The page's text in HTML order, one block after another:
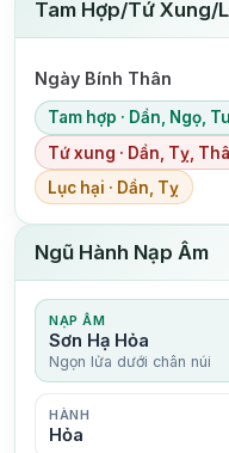
Tam Hợp/Tứ Xung/
Ngày Bính Thân
Tam hợp · Dần, Ngọ,
Tứ xung · Dần, Tỵ,
Lục hại · Dần, Tỵ
Ngũ Hành Nạp Âm
NẠP ÂM
Sơn Hạ Hỏa
Ngọn lửa dưới chân núi
HÀNH
Hỏa